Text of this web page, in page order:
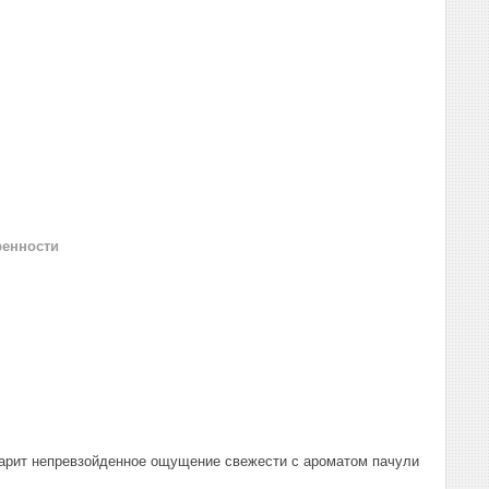
непревзойденное ощущение свежести с ароматом пачули